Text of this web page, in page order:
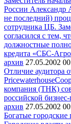
России Александр
не последний)
сотрудника ЦБ.
согласился с тем,
должностные
кредита «СБС-
архив 27.05.2002
Отличие аудитора
компания (ТНК)
российской
архив 27.05.2002
Богатые